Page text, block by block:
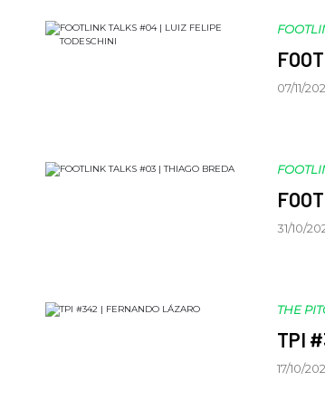
07/11/
31/10/
THE
TPI
17/10/